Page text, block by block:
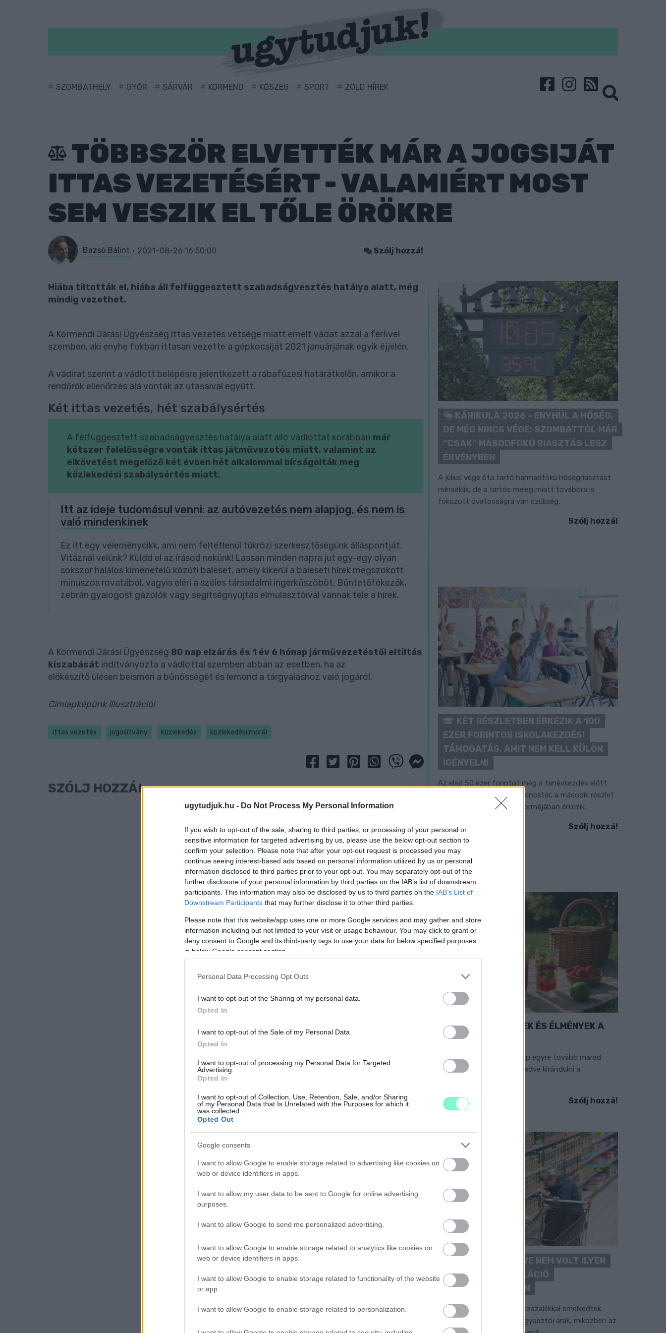
ugytudjuk.hu - Do Not Process My Personal Information
If you wish to opt-out of the sale, sharing to third parties, or processing of your personal or
sensitive information for targeted advertising by us, please use the below opt-out section to
confirm your selection. Please note that after your opt-out request is processed you may
continue seeing interest-based ads based on personal information utilized by us or personal
information disclosed to third parties prior to your opt-out. You may separately opt-out of the
further disclosure of your personal information by third parties on the IAB’s list of downstream
participants. This information may also be disclosed by us to third parties on the IAB’s List of
Downstream Participants that may further disclose it to other third parties.
Please note that this website/app uses one or more Google services and may gather and store
information including but not limited to your visit or usage behaviour. You may click to grant or
deny consent to Google and its third-party tags to use your data for below specified purposes
in below Google consent section.
Personal Data Processing Opt Outs
I want to opt-out of the Sharing of my personal data.
Opted In
I want to opt-out of the Sale of my Personal Data.
Opted In
I want to opt-out of processing my Personal Data for Targeted
Advertising.
Opted In
I want to opt-out of Collection, Use, Retention, Sale, and/or Sharing
of my Personal Data that Is Unrelated with the Purposes for which it
was collected.
Opted Out
Google consents
I want to allow Google to enable storage related to advertising like cookies on
web or device identifiers in apps.
I want to allow my user data to be sent to Google for online advertising
purposes.
I want to allow Google to send me personalized advertising.
I want to allow Google to enable storage related to analytics like cookies on
web or device identifiers in apps.
I want to allow Google to enable storage related to functionality of the website
or app.
I want to allow Google to enable storage related to personalization.
SZOMBATHELY GYŐR SÁRVÁR KÖRMEND KŐSZEG SPORT ZÖLD HÍREK
TÖBBSZÖR ELVETTÉK MÁR A JOGSIJÁT
ITTAS VEZETÉSÉRT - VALAMIÉRT MOST
SEM VESZIK EL TŐLE ÖRÖKRE
Bazsó Bálint 2021-08-26 16:50:00 Szólj hozzá!
Hiába tiltották el, hiába áll felfüggesztett szabadságvesztés hatálya alatt, még
mindig vezethet.
A Körmendi Járási Ügyészség ittas vezetés vétsége miatt emelt vádat azzal a férfivel
szemben, aki enyhe fokban ittasan vezette a gépkocsiját 2021 januárjának egyik éjjelén.
A vádirat szerint a vádlott belépésre jelentkezett a rábafüzesi határátkelőn, amikor a
rendőrök ellenőrzés alá vonták az utasaival együtt.
Két ittas vezetés, hét szabálysértés
A felfüggesztett szabadságvesztés hatálya alatt álló vádlottat korábban már
kétszer felelősségre vonták ittas játművezetés miatt, valamint az
elkövetést megelőző két évben hét alkalommal bírságolták meg
közlekedési szabálysértés miatt.
Itt az ideje tudomásul venni: az autóvezetés nem alapjog, és nem is
való mindenkinek
Ez itt egy véleménycikk, ami nem feltétlenül tükrözi szerkesztőségünk álláspontját.
Vitáznál velünk? Küldd el az írásod nekünk! Lassan minden napra jut egy-egy olyan
sokszor halálos kimenetelű közúti baleset, amely kikerül a baleseti hírek megszokott
minuszos rovatából, vagyis eléri a széles társadalmi ingerküszöböt. Büntetőfékezők,
zebrán gyalogost gázolók vagy segítségnyújtás elmulasztóival vannak tele a hírek.
A Körmendi Járási Ügyészség 80 nap elzárás és 1 év 6 hónap járművezetéstől eltiltás
kiszabását indítványozta a vádlottal szemben abban az esetben, ha az
előkészítő ülésen beismeri a bűnösségét és lemond a tárgyaláshoz való jogáról.
Címlapképünk illusztráció!
ittas vezetés jogosítvány közlekedés közlekedési morál
SZÓLJ HOZZÁ!
KÁNIKULA 2026 - ENYHÜL A HŐSÉG,
DE MÉG NINCS VÉGE: SZOMBATTÓL MÁR
“CSAK” MÁSODFOKÚ RIASZTÁS LESZ
ÉRVÉNYBEN
A július vége óta tartó harmadfokú hőségriasztást
mérséklik, de a tartós meleg miatt továbbra is
fokozott óvatosságra van szükség.
Szólj hozzá!
KÉT RÉSZLETBEN ÉRKEZIK A 100
EZER FORINTOS ISKOLAKEZDÉSI
TÁMOGATÁS, AMIT NEM KELL KÜLÖN
IGÉNYELNI
Az első 50 ezer forintot még a tanévkezdés előtt
folyósítja a Magyar Államkincstár, a második részlet
novemberben, utalvány formájában érkezik.
Szólj hozzá!
PIKNIK ITALOK: ÍZEK ÉS ÉLMÉNYEK A
SZABADBAN
Ahogy tavaszodik és a nap egyre tovább marad
velünk, sokaknak támad kedve kirándulni a
Szólj hozzá!
ÖRÖMHÍR: TÍZ ÉVE NEM VOLT ILYEN
ALACSONY AZ INFLÁCIÓ
MAGYARORSZÁGON
Júliusban mindössze 1,2 százalékkal emelkedtek
éves összevetésben a fogyasztói árak, miközben az